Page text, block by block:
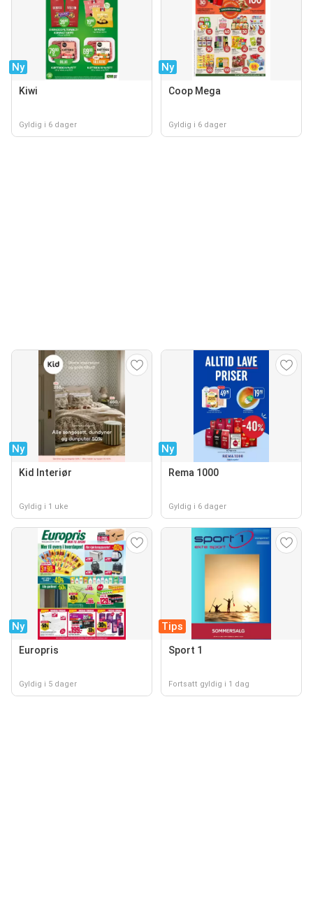
Ny
Kiwi
Gyldig i 6 dager
Ny
Coop Mega
Gyldig i 6 dager
Ny
Kid Interiør
Gyldig i 1 uke
Ny
Rema 1000
Gyldig i 6 dager
Ny
Europris
Gyldig i 5 dager
Tips
Sport 1
Fortsatt gyldig i 1 dag